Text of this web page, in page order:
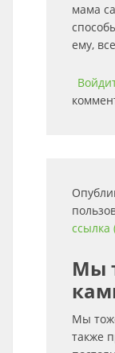
мама
ему,
ссылка
Мы
Мы
также